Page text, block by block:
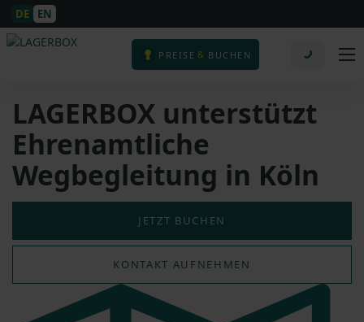
DE EN
PREISE & BUCHEN
LAGERBOX unterstützt
Ehrenamtliche
Wegbegleitung in Köln
JETZT BUCHEN
KONTAKT AUFNEHMEN